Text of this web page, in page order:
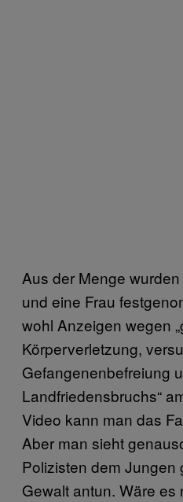
Aus der Menge
und eine Frau
wohl Anzeigen wegen
Körperverletzung,
Gefangenenbefreiung
Landfriedensbruchs“
Video kann man das
Aber man sieht
Polizisten dem Jungen
Gewalt antun. Wäre es